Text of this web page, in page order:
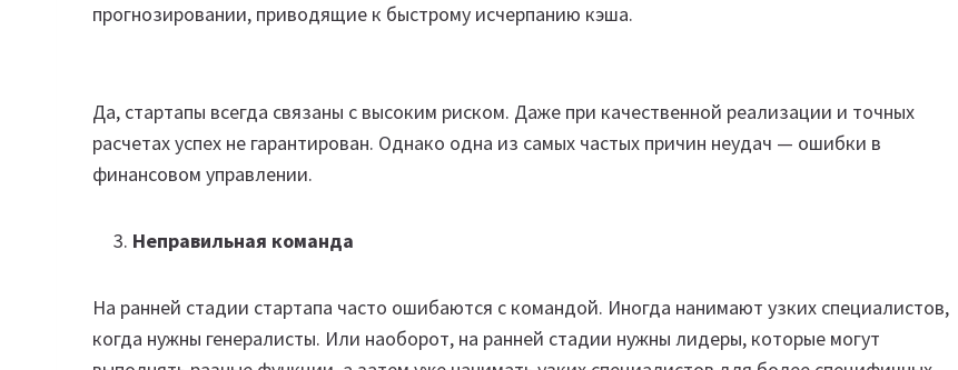
прогнозировании, приводящие к быстрому исчерпанию кэша.
Да, стартапы всегда связаны с высоким риском. Даже при качественной реализации и точных
расчетах успех не гарантирован. Однако одна из самых частых причин неудач — ошибки в
финансовом управлении.
Неправильная команда
На ранней стадии стартапа часто ошибаются с командой. Иногда нанимают узких специалистов,
когда нужны генералисты. Или наоборот, на ранней стадии нужны лидеры, которые могут